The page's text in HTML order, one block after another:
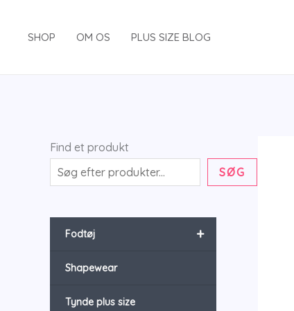
SHOP OM OS PLUS SIZE BLOG
Find et produkt
SØG
+
Fodtøj
Shapewear
Tynde plus size